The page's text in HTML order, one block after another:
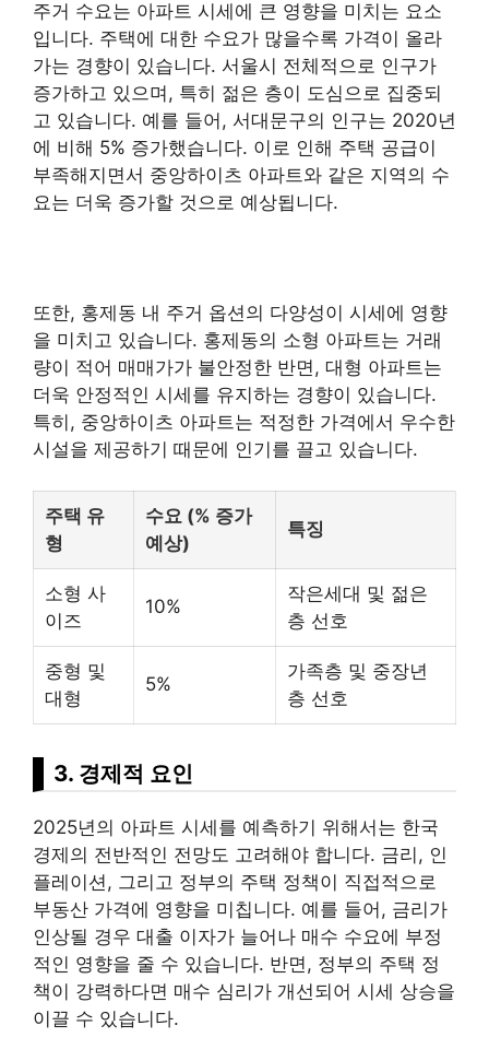
주거 수요는 아파트 시세에 큰 영향을 미치는 요소
입니다. 주택에 대한 수요가 많을수록 가격이 올라
가는 경향이 있습니다. 서울시 전체적으로 인구가
증가하고 있으며, 특히 젊은 층이 도심으로 집중되
고 있습니다. 예를 들어, 서대문구의 인구는 2020년
에 비해 5% 증가했습니다. 이로 인해 주택 공급이
부족해지면서 중앙하이츠 아파트와 같은 지역의 수
요는 더욱 증가할 것으로 예상됩니다.
또한, 홍제동 내 주거 옵션의 다양성이 시세에 영향
을 미치고 있습니다. 홍제동의 소형 아파트는 거래
량이 적어 매매가가 불안정한 반면, 대형 아파트는
더욱 안정적인 시세를 유지하는 경향이 있습니다.
특히, 중앙하이츠 아파트는 적정한 가격에서 우수한
시설을 제공하기 때문에 인기를 끌고 있습니다.
주택 유
형
수요 (% 증가
예상)
특징
소형 사
이즈
10%
작은세대 및 젊은
층 선호
중형 및
대형
5%
가족층 및 중장년
층 선호
3. 경제적 요인
2025년의 아파트 시세를 예측하기 위해서는 한국
경제의 전반적인 전망도 고려해야 합니다. 금리, 인
플레이 션, 그리고 정부의 주택 정책이 직접적으로
부동산 가격에 영향을 미칩니다. 예를 들어, 금리가
인상될 경우 대출 이자가 늘어나 매수 수요에 부정
적인 영향을 줄 수 있습니다. 반면, 정부의 주택 정
책이 강력하다면 매수 심리가 개선되어 시세 상승을
이끌 수 있습니다.